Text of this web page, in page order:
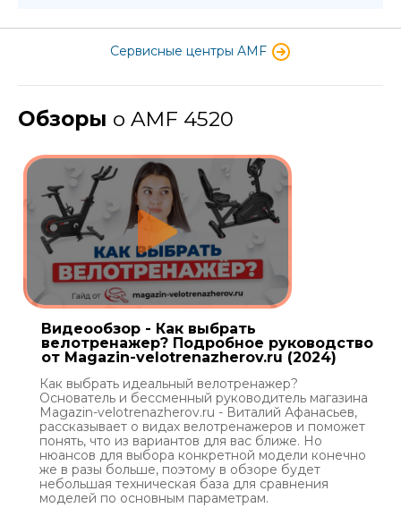
Сервисные центры AMF
Обзоры о AMF 4520
Видеообзор - Как выбрать
велотренажер? Подробное руководство
от Magazin-velotrenazherov.ru (2024)
Как выбрать идеальный велотренажер?
Основатель и бессменный руководитель магазина
Magazin-velotrenazherov.ru - Виталий Афанасьев,
рассказывает о видах велотренажеров и поможет
понять, что из вариантов для вас ближе. Но
нюансов для выбора конкретной модели конечно
же в разы больше, поэтому в обзоре будет
небольшая техническая база для сравнения
моделей по основным параметрам.